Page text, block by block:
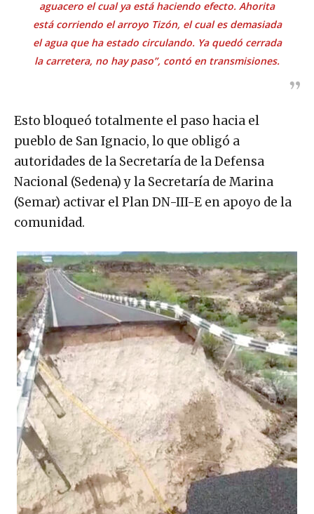
aguacero el cual ya está haciendo efecto. Ahorita
está corriendo el arroyo Tizón, el cual es demasiada
el agua que ha estado circulando. Ya quedó cerrada
la carretera, no hay paso”, contó en transmisiones.
Esto bloqueó totalmente el paso hacia el
pueblo de San Ignacio, lo que obligó a
autoridades de la Secretaría de la Defensa
Nacional (Sedena) y la Secretaría de Marina
(Semar) activar el Plan DN-III-E en apoyo de la
comunidad.